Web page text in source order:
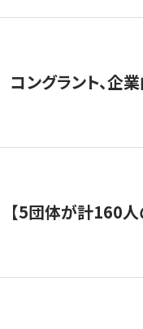
コングラント、企
【5団体が計160